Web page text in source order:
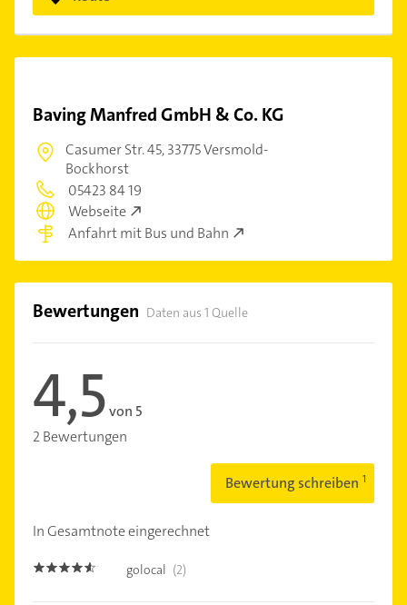
Baving Manfred GmbH & Co. KG
Casumer Str. 45,33775 Versmold-
Bockhorst
05423 84 19
Webseite
Anfahrt mit Bus und Bahn
Bewertungen Daten aus 1 Quelle
4,5von 5
2 Bewertungen
Bewertung schreiben
In Gesamtnote eingerechnet
4.5 golocal (2)